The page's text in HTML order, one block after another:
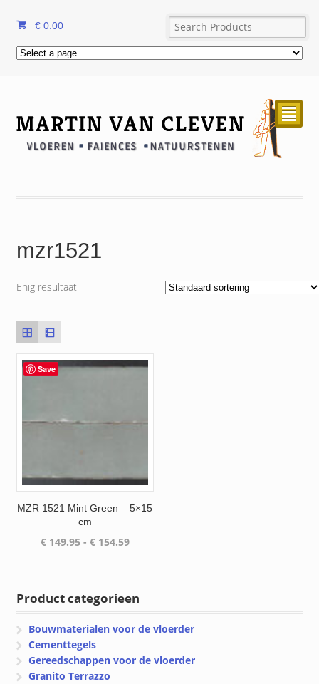
€ 0.00
²
mzr1521
Enig resultaat
Save
MZR 1521 Mint Green – 5×15
cm
€149.95 - €154.59Prijsklasse:
Product categorieen
Bouwmaterialen voor de vloerder
Cementtegels
Gereedschappen voor de vloerder
Granito Terrazzo